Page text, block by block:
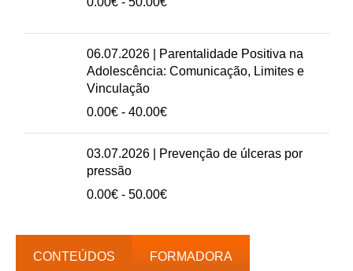
preços:
0.00€
a
06.07.2026 | Parentalidade Positiva na
Adolescência: Comunicação, Limites e
Vinculação
0.00€ - 40.00€Intervalo
40.00€
03.07.2026 | Prevenção de úlceras por
pressão
0.00€ - 50.00€Intervalo
a
CONTEÚDOS FORMADORA